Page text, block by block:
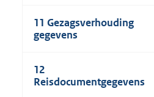
11 Gezagsverhouding
gegevens
12
Reisdocumentgegevens